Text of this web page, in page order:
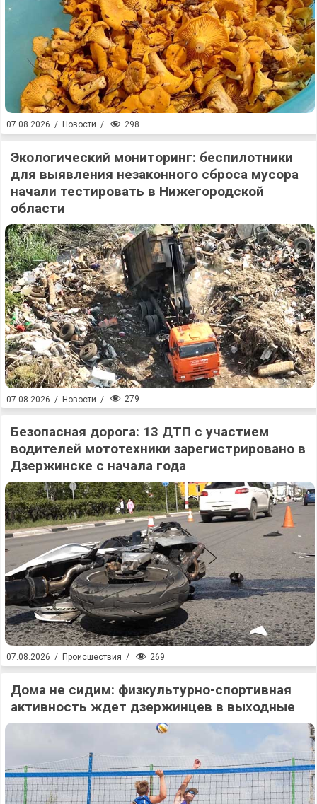
07.08.2026 / Новости / 298
Экологический мониторинг: беспилотники
для выявления незаконного сброса мусора
начали тестировать в Нижегородской
области
07.08.2026 / Новости / 279
Безопасная дорога: 13 ДТП с участием
водителей мототехники зарегистрировано в
Дзержинске с начала года
07.08.2026 / Происшествия / 269
Дома не сидим: физкультурно-спортивная
активность ждет дзержинцев в выходные